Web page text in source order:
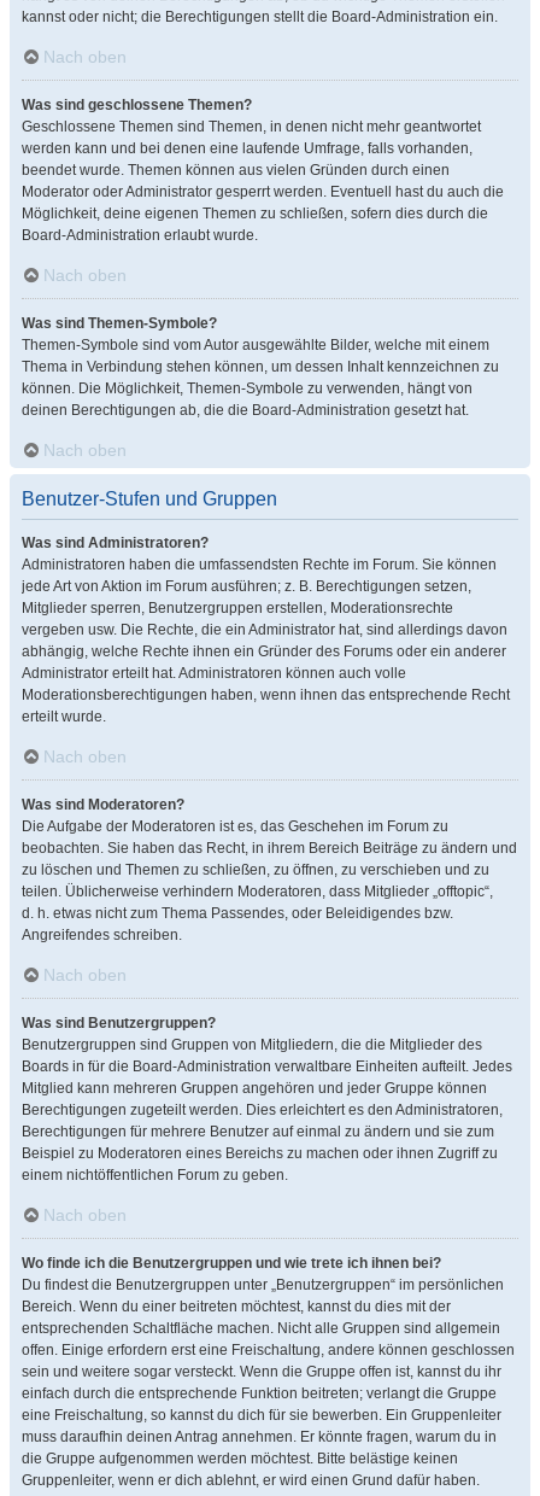
kannst oder nicht; die Berechtigungen stellt die Board-Administration ein.
Nach oben
Was sind geschlossene Themen?
Geschlossene Themen sind Themen, in denen nicht mehr geantwortet
werden kann und bei denen eine laufende Umfrage, falls vorhanden,
beendet wurde. Themen können aus vielen Gründen durch einen
Moderator oder Administrator gesperrt werden. Eventuell hast du auch die
Möglichkeit, deine eigenen Themen zu schließen, sofern dies durch die
Board-Administration erlaubt wurde.
Nach oben
Was sind Themen-Symbole?
Themen-Symbole sind vom Autor ausgewählte Bilder, welche mit einem
Thema in Verbindung stehen können, um dessen Inhalt kennzeichnen zu
können. Die Möglichkeit, Themen-Symbole zu verwenden, hängt von
deinen Berechtigungen ab, die die Board-Administration gesetzt hat.
Nach oben
Benutzer-Stufen und Gruppen
Was sind Administratoren?
Administratoren haben die umfassendsten Rechte im Forum. Sie können
jede Art von Aktion im Forum ausführen; z. B. Berechtigungen setzen,
Mitglieder sperren, Benutzergruppen erstellen, Moderationsrechte
vergeben usw. Die Rechte, die ein Administrator hat, sind allerdings davon
abhängig, welche Rechte ihnen ein Gründer des Forums oder ein anderer
Administrator erteilt hat. Administratoren können auch volle
Moderationsberechtigungen haben, wenn ihnen das entsprechende Recht
erteilt wurde.
Nach oben
Was sind Moderatoren?
Die Aufgabe der Moderatoren ist es, das Geschehen im Forum zu
beobachten. Sie haben das Recht, in ihrem Bereich Beiträge zu ändern und
zu löschen und Themen zu schließen, zu öffnen, zu verschieben und zu
teilen. Üblicherweise verhindern Moderatoren, dass Mitglieder „offtopic“,
d. h. etwas nicht zum Thema Passendes, oder Beleidigendes bzw.
Angreifendes schreiben.
Nach oben
Was sind Benutzergruppen?
Benutzergruppen sind Gruppen von Mitgliedern, die die Mitglieder des
Boards in für die Board-Administration verwaltbare Einheiten aufteilt. Jedes
Mitglied kann mehreren Gruppen angehören und jeder Gruppe können
Berechtigungen zugeteilt werden. Dies erleichtert es den Administratoren,
Berechtigungen für mehrere Benutzer auf einmal zu ändern und sie zum
Beispiel zu Moderatoren eines Bereichs zu machen oder ihnen Zugriff zu
einem nichtöffentlichen Forum zu geben.
Nach oben
Wo finde ich die Benutzergruppen und wie trete ich ihnen bei?
Du findest die Benutzergruppen unter „Benutzergruppen“ im persönlichen
Bereich. Wenn du einer beitreten möchtest, kannst du dies mit der
entsprechenden Schaltfläche machen. Nicht alle Gruppen sind allgemein
offen. Einige erfordern erst eine Freischaltung, andere können geschlossen
sein und weitere sogar versteckt. Wenn die Gruppe offen ist, kannst du ihr
einfach durch die entsprechende Funktion beitreten; verlangt die Gruppe
eine Freischaltung, so kannst du dich für sie bewerben. Ein Gruppenleiter
muss daraufhin deinen Antrag annehmen. Er könnte fragen, warum du in
die Gruppe aufgenommen werden möchtest. Bitte belästige keinen
Gruppenleiter, wenn er dich ablehnt, er wird einen Grund dafür haben.